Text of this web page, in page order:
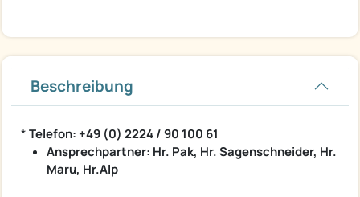
Beschreibung
*Telefon: +49 (0) 2224 / 90 100 61
Ansprechpartner: Hr. Pak, Hr. Sagenschneider, Hr.
Maru, Hr.Alp